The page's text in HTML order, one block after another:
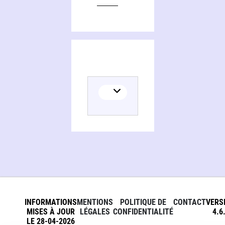
INFORMATIONS
MISES À JOUR
LE 28-04-2026
MENTIONS
LÉGALES
POLITIQUE DE
CONFIDENTIALITÉ
CONTACT